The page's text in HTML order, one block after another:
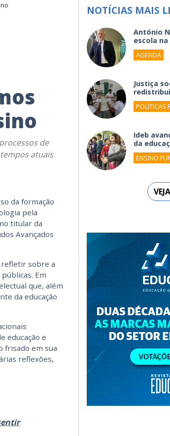
de
atuais
da formação
pela
titular da
Avançados
refletir sobre a
Em
que, além
da educação
educação e
frisado em sua
as reflexões,
NOTÍCIAS MAIS
António
escola
AGENDA
Justiça
POLÍTICAS
Ideb
da
ENSINO